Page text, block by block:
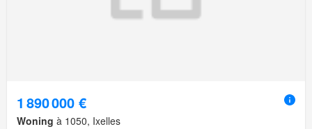
1 890 000 €
Woning à 1050, Ixelles